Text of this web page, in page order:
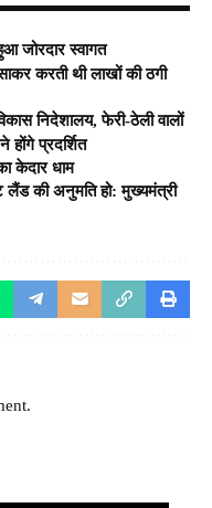
जोरदार स्वागत
करती थी लाखों की ठगी
निदेशालय, फेरी-ठेली वालों
होंगे प्रदर्शित
केदार धाम
लैंड की अनुमति हो: मुख्यमंत्री